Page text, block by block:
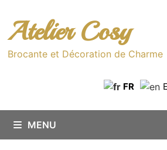
contenu
Atelier Cosy
Brocante et Décoration de Charme
FR
MENU